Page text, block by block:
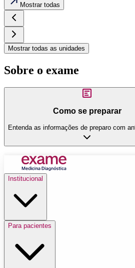
Mostrar todas
Mostrar todas as unidades
Sobre o exame
Como se preparar
Entenda as informações de preparo com
Institucional
Para pacientes